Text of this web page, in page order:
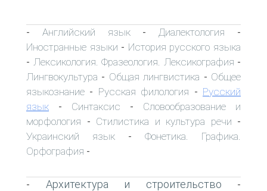
- Английский язык- Диалектология -
Иностранные языки - История русского языка
- Лексикология. Фразеология. Лексикография -
Лингвокультура - Общая лингвистика - Общее
языкознание - Русская филология - Русский
язык - Синтаксис - Словообразование и
морфология - Стилистика и культура речи -
Украинский язык - Фонетика. Графика.
Орфография -
- Архитектура и строительство -